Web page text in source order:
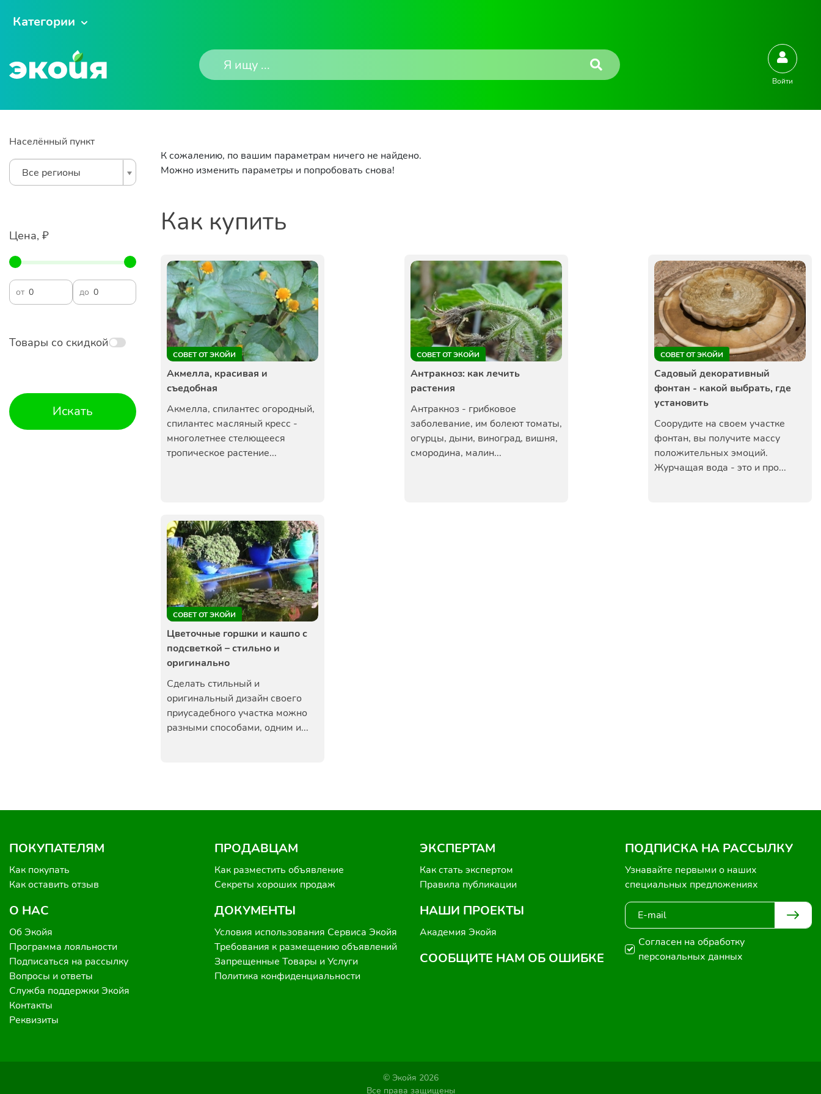
Категории
Войти
Населённый пункт
Все регионы
Цена, ₽
от до
Товары со скидкой
Искать
К сожалению, по вашим параметрам ничего не найдено.
Можно изменить параметры и попробовать снова!
Как купить
СОВЕТ ОТ ЭКОЙИ
Акмелла, красивая и
съедобная
Акмелла, спилантес огородный,
спилантес масляный кресс -
многолетнее стелющееся
тропическое растение...
СОВЕТ ОТ ЭКОЙИ
Антракноз: как лечить
растения
Антракноз - грибковое
заболевание, им болеют томаты,
огурцы, дыни, виноград, вишня,
смородина, малин...
СОВЕТ ОТ ЭКОЙИ
Садовый декоративный
фонтан - какой выбрать, где
установить
Соорудите на своем участке
фонтан, вы получите массу
положительных эмоций.
Журчащая вода - это и про...
СОВЕТ ОТ ЭКОЙИ
Цветочные горшки и кашпо с
подсветкой – стильно и
оригинально
Сделать стильный и
оригинальный дизайн своего
приусадебного участка можно
разными способами, одним и...
ПОКУПАТЕЛЯМ
Как покупать
Как оставить отзыв
О НАС
Об Экойя
Программа лояльности
Подписаться на рассылку
Вопросы и ответы
Служба поддержки Экойя
Контакты
Реквизиты
ПРОДАВЦАМ
Как разместить объявление
Секреты хороших продаж
ДОКУМЕНТЫ
Условия использования Сервиса Экойя
Требования к размещению объявлений
Запрещенные Товары и Услуги
Политика конфиденциальности
ЭКСПЕРТАМ
Как стать экспертом
Правила публикации
НАШИ ПРОЕКТЫ
Академия Экойя
СООБЩИТЕ НАМ ОБ ОШИБКЕ
ПОДПИСКА НА РАССЫЛКУ
Узнавайте первыми о наших
специальных предложениях
Согласен на обработку
персональных данных
© Экойя 2026
Все права защищены